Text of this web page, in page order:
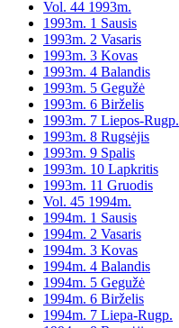
Vol. 44 1993m.
1993m. 1 Sausis
1993m. 2 Vasaris
1993m. 3 Kovas
1993m. 4 Balandis
1993m. 5 Gegužė
1993m. 6 Birželis
1993m. 7 Liepos-Rugp.
1993m. 8 Rugsėjis
1993m. 9 Spalis
1993m. 10 Lapkritis
1993m. 11 Gruodis
Vol. 45 1994m.
1994m. 1 Sausis
1994m. 2 Vasaris
1994m. 3 Kovas
1994m. 4 Balandis
1994m. 5 Gegužė
1994m. 6 Birželis
1994m. 7 Liepa-Rugp.